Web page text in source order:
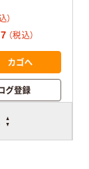
）
（税込）
カゴへ
グ登録
に追加